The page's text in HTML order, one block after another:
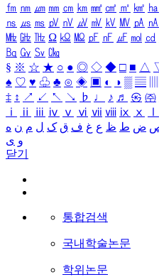
㎙ ㎚ ㎛ ㎜ ㎝ ㎞ ㎟ ㎠ ㎡ ㎢ ㏊
㎱ ㎲ ㎳ ㎴ ㎵ ㎶ ㎷ ㎸ ㎹ ㎀ ㎁
㎒ ㎓ ㎔ Ω ㏀ ㏁ ㎊ ㎋ ㎌ ㏖ ㏅
㏃ ㏉ ㏜ ㏆
§ ※ ☆ ★ ○ ● ◎ ◇ ◆ □ ■ △
♠ ♡ ♥ ♧ ♣ ⊙ ◈ ▣ ◐ ◑ ▒ ▤
‡ ↕ ↗ ↙ ↖ ↘ ♭ ♩ ♪ ♬ ㉿ ㈜
ⅰ
ⅱ ⅲ ⅳ ⅴ ⅵ ⅶ ⅷ ⅸ ⅹ
ض ط ظ ع غ ف ق ک ل م ن ه
و ی
닫기
통합검색
국내학술논문
학위논문